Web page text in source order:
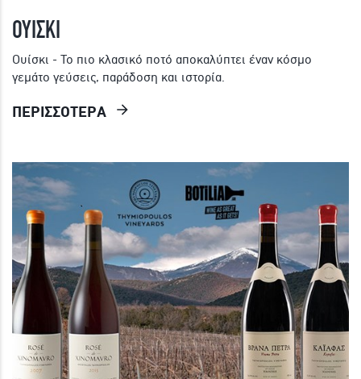
ΟΥΙΣΚΙ
Ουίσκι - Το πιο κλασικό ποτό αποκαλύπτει έναν κόσμο
γεμάτο γεύσεις, παράδοση και ιστορία.
ΠΕΡΙΣΣΟΤΕΡΑ